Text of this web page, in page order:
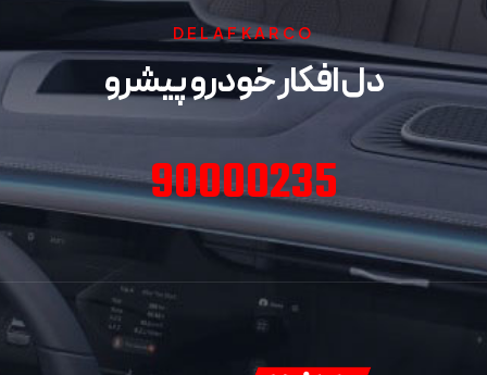
DELAFKARCO
دل افکار خودرو پیشرو
90000235